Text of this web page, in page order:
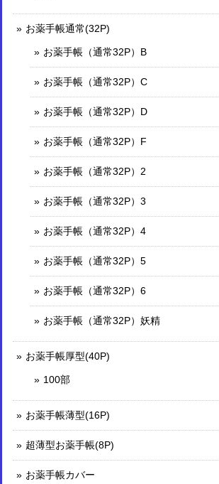
お薬手帳通常(32P)
お薬手帳（通常32P）B
お薬手帳（通常32P）C
お薬手帳（通常32P）D
お薬手帳（通常32P）F
お薬手帳（通常32P）2
お薬手帳（通常32P）3
お薬手帳（通常32P）4
お薬手帳（通常32P）5
お薬手帳（通常32P）6
お薬手帳（通常32P）妖精
お薬手帳厚型(40P)
100部
お薬手帳薄型(16P)
超薄型お薬手帳(8P)
お薬手帳カバー